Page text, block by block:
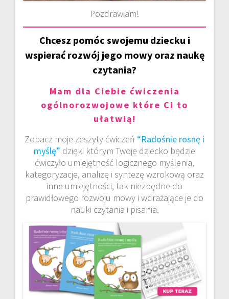
Pozdrawiam!
Chcesz pomóc swojemu dziecku i
wspierać rozwój jego mowy oraz naukę
czytania?
Mam dla Ciebie ćwiczenia
ogólnorozwojowe które Ci to
ułatwią!
Zobacz moje zeszyty ćwiczeń “Radośnie rosnę i
myślę” dzięki którym Twoje dziecko będzie
ćwiczyło umiejętność logicznego myślenia,
kategoryzacje, analizę i syntezę wzrokową oraz
inne umiejętności, tak niezbędne do
prawidłowego rozwoju mowy i wdrażające je do
nauki czytania i pisania.